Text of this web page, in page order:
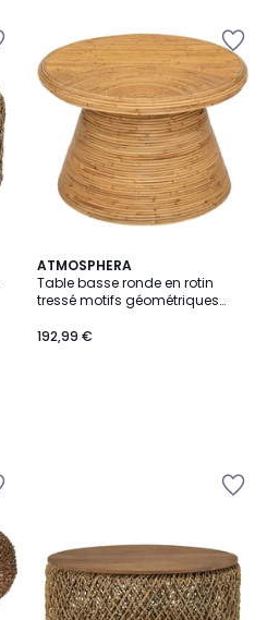
ATMOSPHERA
Table basse ronde en rotin
tressé motifs géométriques
192,99 €